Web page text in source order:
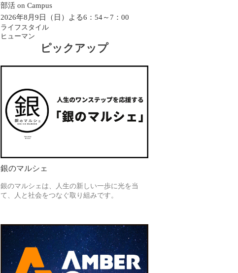
部活 on Campus
2026年8月9日（日）よる6：54～7：00
ライフスタイル
ヒューマン
ピックアップ
銀のマルシェ
銀のマルシェは、人生の新しい一歩に光を当
て、人と社会をつなぐ取り組みです。